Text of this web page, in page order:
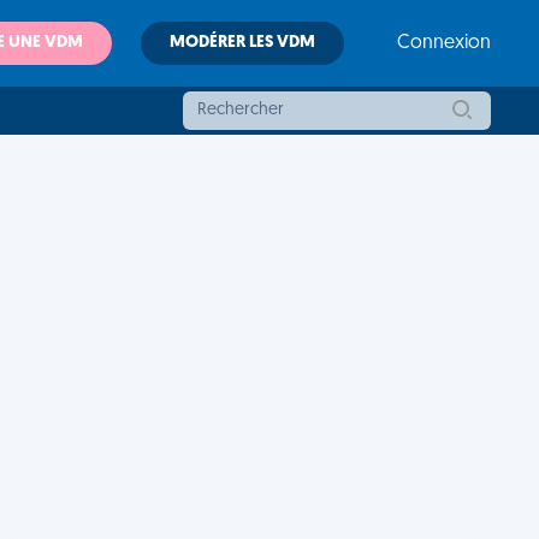
UNE VDM MODÉRER LES VDM Connexion